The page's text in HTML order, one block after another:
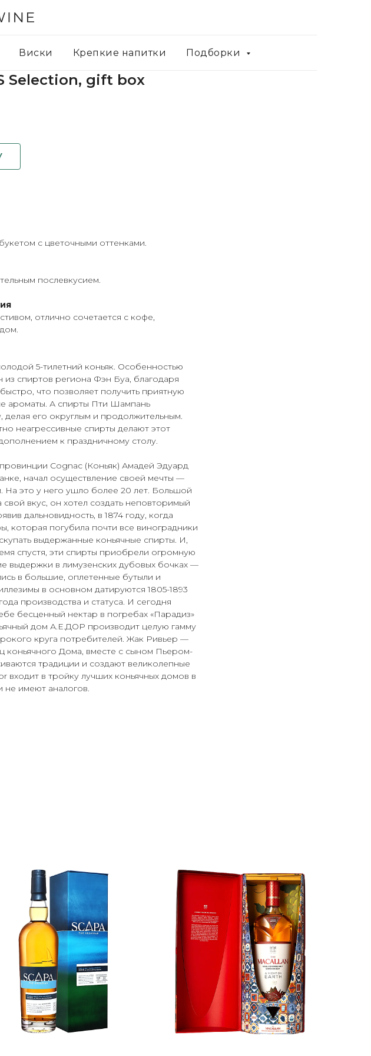
Виски Крепкие напитки Подборки
Selection, gift box
с цветочными оттенками.
послевкусием.
отлично сочетается с кофе,
5-тилетний коньяк. Особенностью
из спиртов региона Фэн Буа, благодаря
что позволяет получить приятную
ароматы. А спирты Пти Шампань
делая его округлым и продолжительным.
неагрессивные спирты делают этот
к праздничному столу.
Cognac (Коньяк) Амадей Эдуард
начал осуществление своей мечты —
На это у него ушло более 20 лет. Большой
свой вкус, он хотел создать неповторимый
дальновидность, в 1874 году, когда
которая погубила почти все виноградники
выдержанные коньячные спирты. И,
спустя, эти спирты приобрели огромную
выдержки в лимузенских дубовых бочках —
в большие, оплетенные бутыли и
в основном датируются 1805-1893
производства и статуса. И сегодня
бесценный нектар в погребах «Парадиз»
дом А.Е.ДОР производит целую гамму
круга потребителей. Жак Ривьер —
коньячного Дома, вместе с сыном Пьером-
традиции и создают великолепные
входит в тройку лучших коньячных домов в
не имеют аналогов.